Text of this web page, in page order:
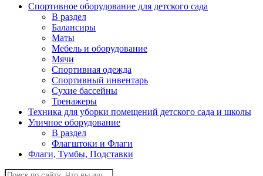
Спортивное оборудование для детского сада
В раздел
Балансиры
Маты
Мебель и оборудование
Мячи
Спортивная одежда
Спортивный инвентарь
Сухие бассейны
Тренажеры
Техника для уборки помещений детского сада и школы
Уличное оборудование
В раздел
Флагштоки и Флаги
Флаги, Тумбы, Подставки
Поиск